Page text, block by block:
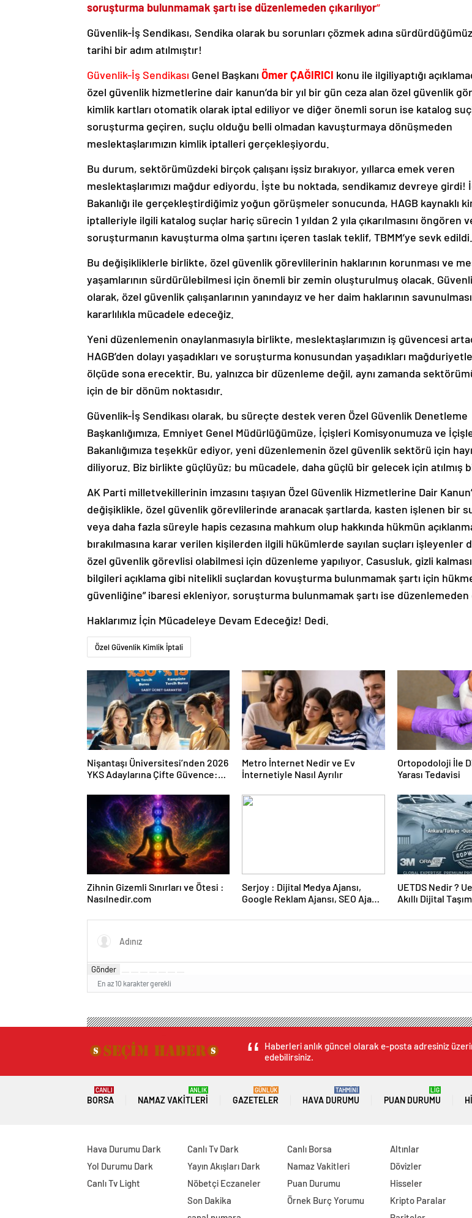
soruşturma bulunmamak şartı ise düzenlemeden çıkarılıyor’’
Güvenlik-İş Sendikası, Sendika olarak bu sorunları çözmek adına
tarihi bir adım atılmıştır!
Güvenlik-İş Sendikası Genel Başkanı Ömer ÇAĞIRICI konu ile ilgiliyaptığı
özel güvenlik hizmetlerine dair kanun’da bir yıl bir gün ceza alan özel güvenlik
kimlik kartları otomatik olarak iptal ediliyor ve diğer önemli sorun ise katalog
soruşturma geçiren, suçlu olduğu belli olmadan kavuşturmaya dönüşmeden
meslektaşlarımızın kimlik iptalleri gerçekleşiyordu.
Bu durum, sektörümüzdeki birçok çalışanı işsiz bırakıyor, yıllarca emek veren
meslektaşlarımızı mağdur ediyordu. İşte bu noktada, sendikamız devreye girdi!
Bakanlığı ile gerçekleştirdiğimiz yoğun görüşmeler sonucunda, HAGB kaynaklı
iptalleriyle ilgili katalog suçlar hariç sürecin 1 yıldan 2 yıla çıkarılmasını öngören
soruşturmanın kavuşturma olma şartını içeren taslak teklif, TBMM’ye sevk edildi.
Bu değişikliklerle birlikte, özel güvenlik görevlilerinin haklarının korunması ve
yaşamlarının sürdürülebilmesi için önemli bir zemin oluşturulmuş olacak.
olarak, özel güvenlik çalışanlarının yanındayız ve her daim haklarının
kararlılıkla mücadele edeceğiz.
Yeni düzenlemenin onaylanmasıyla birlikte, meslektaşlarımızın iş güvencesi
HAGB’den dolayı yaşadıkları ve soruşturma konusundan yaşadıkları
ölçüde sona erecektir. Bu, yalnızca bir düzenleme değil, aynı zamanda
için de bir dönüm noktasıdır.
Güvenlik-İş Sendikası olarak, bu süreçte destek veren Özel Güvenlik Denetleme
Başkanlığımıza, Emniyet Genel Müdürlüğümüze, İçişleri Komisyonumuza ve
Bakanlığımıza teşekkür ediyor, yeni düzenlemenin özel güvenlik sektörü için
diliyoruz. Biz birlikte güçlüyüz; bu mücadele, daha güçlü bir gelecek için atılmış
AK Parti milletvekillerinin imzasını taşıyan Özel Güvenlik Hizmetlerine Dair
değişiklikle, özel güvenlik görevlilerinde aranacak şartlarda, kasten işlenen bir
veya daha fazla süreyle hapis cezasına mahkum olup hakkında hükmün
bırakılmasına karar verilen kişilerden ilgili hükümlerde sayılan suçları işleyenler
özel güvenlik görevlisi olabilmesi için düzenleme yapılıyor. Casusluk, gizli
bilgileri açıklama gibi nitelikli suçlardan kovuşturma bulunmamak şartı için
güvenliğine” ibaresi ekleniyor, soruşturma bulunmamak şartı ise düzenlemeden
Haklarımız İçin Mücadeleye Devam Edeceğiz! Dedi.
Özel Güvenlik Kimlik İptali
Nişantaşı Üniversitesi’nden 2026
YKS Adaylarına Çifte Güvence:
Metro İnternet Nedir ve Ev
İnternetiyle Nasıl Ayrılır
Ortopodoloji İle
Yarası Tedavisi
Zihnin Gizemli Sınırları ve Ötesi :
Nasılnedir.com
Serjoy : Dijital Medya Ajansı,
Google Reklam Ajansı, SEO Ajansı
UETDS Nedir ?
Akıllı Dijital
Gönder
En az 10 karakter gerekli
Haberleri anlık güncel olarak e-posta adresiniz
edebilirsiniz.
BORSA
CANLI
NAMAZ VAKITLERI
ANLIK
GAZETELER
GÜNLÜK
HAVA DURUMU
TAHMİNİ
PUAN DURUMU
LİG
Hava Durumu Dark
Yol Durumu Dark
Canlı Tv Light
Canlı Tv Dark
Yayın Akışları Dark
Nöbetçi Eczaneler
Son Dakika
Canlı Borsa
Namaz Vakitleri
Puan Durumu
Örnek Burç Yorumu
Altınlar
Dövizler
Hisseler
Kripto Paralar